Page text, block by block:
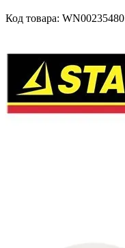
Код товара: WN00235480